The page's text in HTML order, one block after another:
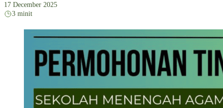
17 December 2025
3 minit